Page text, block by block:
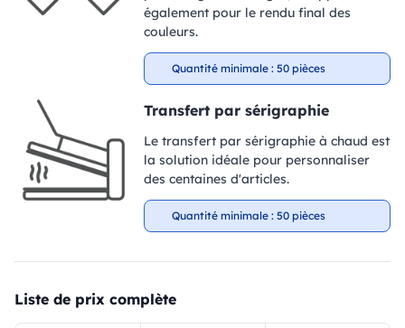
également pour le rendu final des
couleurs.
Quantité minimale : 50 pièces
Transfert par sérigraphie
Le transfert par sérigraphie à chaud est
la solution idéale pour personnaliser
des centaines d'articles.
Quantité minimale : 50 pièces
Liste de prix complète